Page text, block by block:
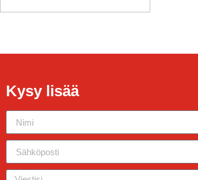
Kysy lisää